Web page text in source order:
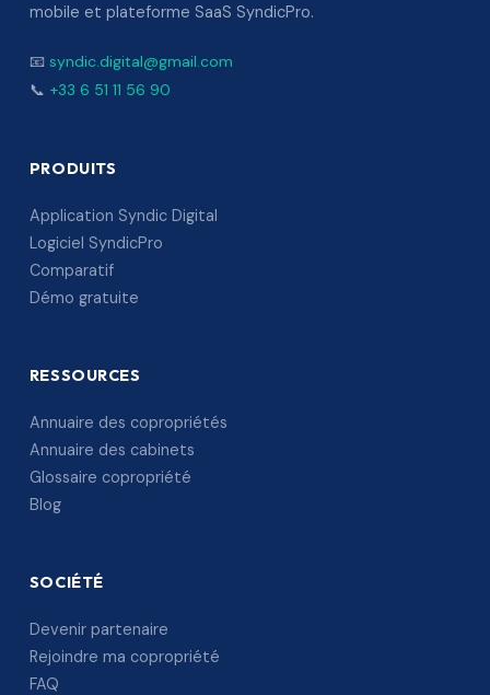
mobile et plateforme SaaS SyndicPro.
📧 syndic.digital@gmail.com
📞 +33 6 51 11 56 90
PRODUITS
Application Syndic Digital
Logiciel SyndicPro
Comparatif
Démo gratuite
RESSOURCES
Annuaire des copropriétés
Annuaire des cabinets
Glossaire copropriété
Blog
SOCIÉTÉ
Devenir partenaire
Rejoindre ma copropriété
FAQ